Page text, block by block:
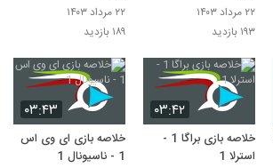
۲۲ مرداد ۱۴۰۳
۱۹۳ بازدید
۲۲ مرداد ۱۴۰۳
۱۸۹ بازدید
۰۳:۴۲
خلاصه بازی براگا 1 -
استرلا 1
۰۳:۴۳
خلاصه بازی ای وی اس
1 - ناسیونال 1